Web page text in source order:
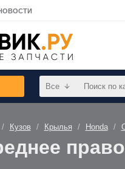
Все
Кузов Крылья Honda